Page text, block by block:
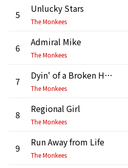
5 Unlucky Stars
The Monkees
6 Admiral Mike
The Monkees
7 Dyin' of a Broken Heart
The Monkees
8 Regional Girl
The Monkees
9 Run Away from Life
The Monkees